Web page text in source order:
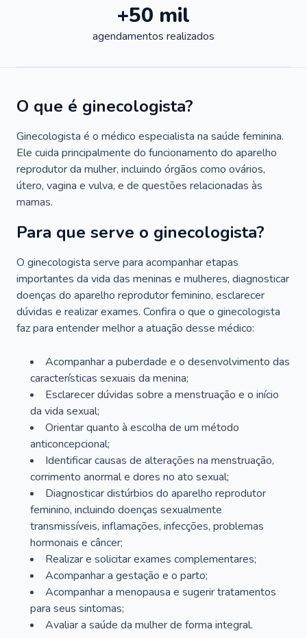
+50 mil
agendamentos realizados
O que é ginecologista?
Ginecologista é o médico especialista na saúde feminina.
Ele cuida principalmente do funcionamento do aparelho
reprodutor da mulher, incluindo órgãos como ovários,
útero, vagina e vulva, e de questões relacionadas às
mamas.
Para que serve o ginecologista?
O ginecologista serve para acompanhar etapas
importantes da vida das meninas e mulheres, diagnosticar
doenças do aparelho reprodutor feminino, esclarecer
dúvidas e realizar exames. Confira o que o ginecologista
faz para entender melhor a atuação desse médico:
Acompanhar a puberdade e o desenvolvimento das
características sexuais da menina;
Esclarecer dúvidas sobre a menstruação e o início
da vida sexual;
Orientar quanto à escolha de um método
anticoncepcional;
Identificar causas de alterações na menstruação,
corrimento anormal e dores no ato sexual;
Diagnosticar distúrbios do aparelho reprodutor
feminino, incluindo doenças sexualmente
transmissíveis, inflamações, infecções, problemas
hormonais e câncer;
Realizar e solicitar exames complementares;
Acompanhar a gestação e o parto;
Acompanhar a menopausa e sugerir tratamentos
para seus sintomas;
Avaliar a saúde da mulher de forma integral.